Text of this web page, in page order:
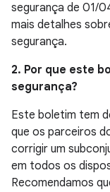
segurança de 01/
mais detalhes
segurança.
2. Por que este
segurança?
Este boletim tem
que os parceiros
corrigir um
em todos os
Recomendamos